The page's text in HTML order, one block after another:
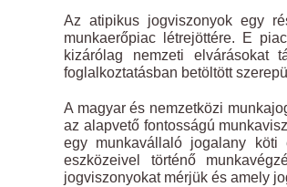
Az atipikus jogviszonyok egy
munkaerőpiac létrejöttére. E
kizárólag nemzeti elvárásokat
foglalkoztatásban betöltött
A magyar és nemzetközi
az alapvető fontosságú
egy munkavállaló jogalany köti
eszközeivel történő
jogviszonyokat mérjük és amely